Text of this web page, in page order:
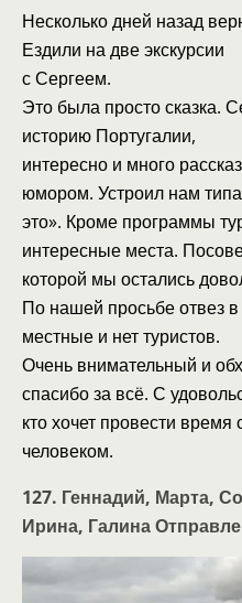
Несколько дней назад
Ездили на две экскурсии
с Сергеем.
Это была просто сказка.
историю Португалии,
интересно и много
юмором. Устроил нам
это». Кроме программы
интересные места.
которой мы остались
По нашей просьбе отвез в
местные и нет туристов.
Очень внимательный и
спасибо за всё. С
кто хочет провести
человеком.
127. Геннадий, Марта,
Ирина, Галина